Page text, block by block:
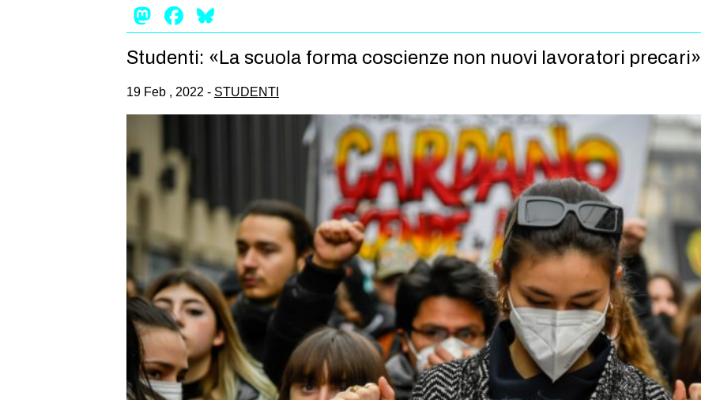
Mastodon
Facebook
Studenti: «La scuola forma coscienze non nuovi lavoratori precari»
19 Feb , 2022 - STUDENTI